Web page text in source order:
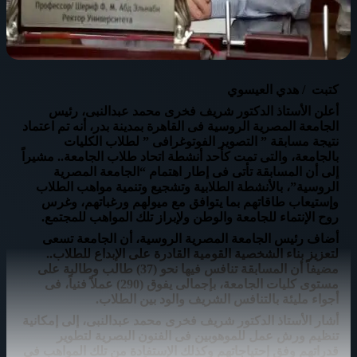
كتبت / هدي العيسوي
أعلن الأستاذ الدكتور شريف فخرى محمد عبدالنبى، رئيس
الجامعة المصرية الروسية فى القاهرة بمدينة بدر، أنه تم اعتماد
نتيجة مسابقة ” التصوير الفوتوغرافى ” لطلاب الكليات
بالجامعة، والتى تمت كأحد أنشطة اتحاد طلاب الجامعة.. مشيراً
إلى أن المسابقة تأتى فى إطار اهتمام “الجامعة المصرية
الروسية”، بالأنشطة الطلابية وتشجيع وتنمية مواهب الطلاب
وإستيعاب طاقاتهم بما يتوافق مع ميولهم ورغباتهم، وغرس
روح الإنتماء للجامعة والوطن ولإبراز تلك المواهب للمجتمع.
أضاف رئيس الجامعة المصرية الروسية، أن الجامعة تسعى
لتعزيز بناء الشخصية القومية القادرة على الإبداع للطلاب..
مضيفاً أن المسابقة تنافس فيها نحو (37) طالب وطالبة على
مستوى كليات الجامعة، بإجمالى يفوق (290) عملاً فنياً، فى
أجواء مليئة بالتنافس الشريف والود بين الطلاب.
أشار الأستاذ الدكتور شريف فخرى محمد عبدالنبى، إلى إمكانية
قدراتهم وفق إحتياجاتهم وكذلك الإستفادة من تلك المواهب فى